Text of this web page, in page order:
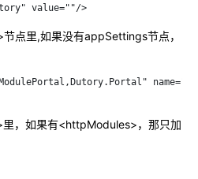
value=""/>
点里,如果没有appSettings节点，
，如果有<httpModules>，那只加